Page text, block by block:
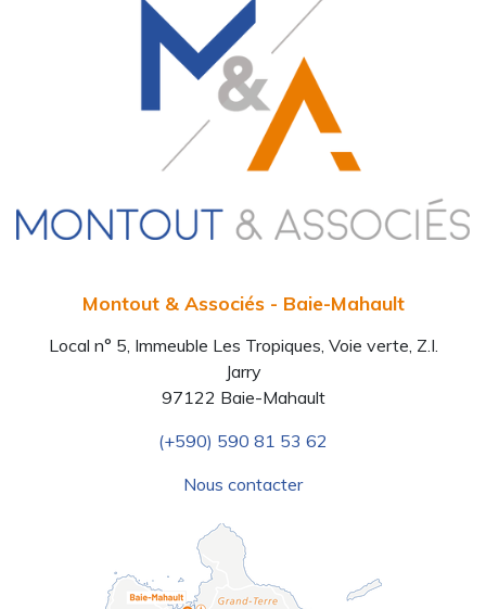
Montout & Associés - Baie-Mahault
Local n° 5, Immeuble Les Tropiques, Voie verte, Z.I.
Jarry
97122 Baie-Mahault
(+590) 590 81 53 62
Nous contacter